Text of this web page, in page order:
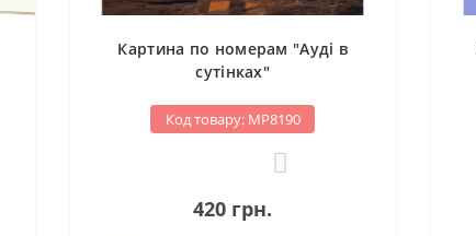
Картина по номерам "Ауді в
сутінках"
Код товару: МР8190
420 грн.